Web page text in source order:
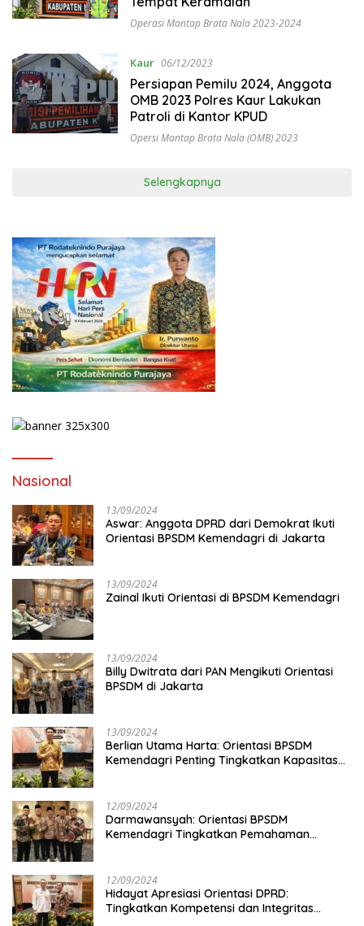
Operasi Mantap Brata Nala 2023-2024
Kaur 06/12/2023
Persiapan Pemilu 2024, Anggota
OMB 2023 Polres Kaur Lakukan
Patroli di Kantor KPUD
Opersi Mantap Brata Nala (OMB) 2023
Selengkapnya
Nasional
13/09/2024
Aswar: Anggota DPRD dari Demokrat Ikuti
Orientasi BPSDM Kemendagri di Jakarta
13/09/2024
Zainal Ikuti Orientasi di BPSDM Kemendagri
13/09/2024
Billy Dwitrata dari PAN Mengikuti Orientasi
BPSDM di Jakarta
13/09/2024
Berlian Utama Harta: Orientasi BPSDM
Kemendagri Penting Tingkatkan Kapasitas
12/09/2024
Darmawansyah: Orientasi BPSDM
Kemendagri Tingkatkan Pemahaman
12/09/2024
Hidayat Apresiasi Orientasi DPRD:
Tingkatkan Kompetensi dan Integritas